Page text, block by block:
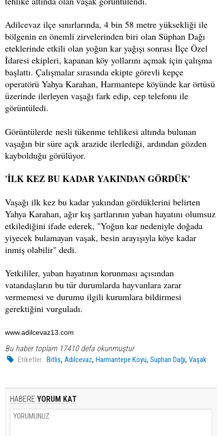
Adilcevaz ilçe sınırlarında, 4 bin 58 metre yüksekliği ile
bölgenin en önemli zirvelerinden biri olan Süphan Dağı
eteklerinde etkili olan yoğun kar yağışı sonrası İlçe Özel
İdaresi ekipleri, kapanan köy yollarını açmak için çalışma
başlattı. Çalışmalar sırasında ekipte görevli kepçe
operatörü Yahya Karahan, Harmantepe köyünde kar örtüsü
üzerinde ilerleyen vaşağı fark edip, cep telefonu ile
görüntüledi.
Görüntülerde nesli tükenme tehlikesi altında bulunan
vaşağın bir süre açık arazide ilerlediği, ardından gözden
kaybolduğu görülüyor.
'İLK KEZ BU KADAR YAKINDAN GÖRDÜK'
Vaşağı ilk kez bu kadar yakından gördüklerini belirten
Yahya Karahan, ağır kış şartlarının yaban hayatını olumsuz
etkilediğini ifade ederek, "Yoğun kar nedeniyle doğada
yiyecek bulamayan vaşak, besin arayışıyla köye kadar
inmiş olabilir" dedi.
Yetkililer, yaban hayatının korunması açısından
vatandaşların bu tür durumlarda hayvanlara zarar
vermemesi ve durumu ilgili kurumlara bildirmesi
gerektiğini vurguladı.
www.adilcevaz13.com
Bu haber toplam 17410 defa okunmuştur
Etiketler : Bitlis,Adilcevaz,Harmantepe Köyü,Süphan Dağı,Vaşak
HABERE YORUM KAT